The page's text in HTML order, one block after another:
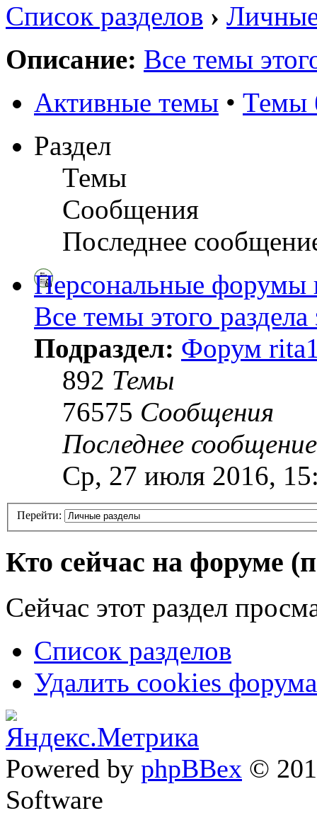
Список разделов ›
Описание: Все темы
Активные темы • Темы
Раздел
Темы
Сообщения
Последнее
Персональные форумы
Все темы этого
Подраздел: Форум
892 Темы
76575 Сообщения
Последнее сообщение
Ср, 27 июля 2016,
Перейти:
Кто сейчас на форуме
Сейчас этот раздел
Список разделов
Удалить cookies форума
Powered by phpBBex ©
Software